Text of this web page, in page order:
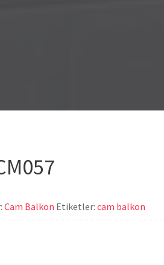
Cam Balkon Etiketler: cam balkon